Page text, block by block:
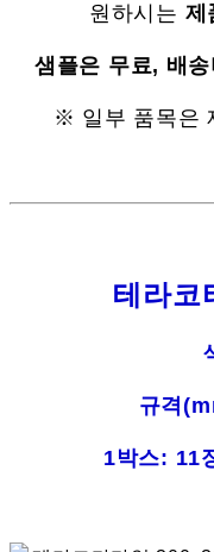
원하시는 제
샘플은 무료, 배
※ 일부 품목은
테라코
규격
1박스: 11